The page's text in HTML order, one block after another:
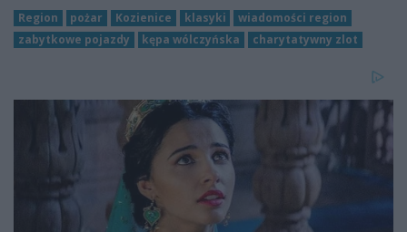
Region pożar Kozienice klasyki
wiadomości region
zabytkowe pojazdy
kępa wólczyńska charytatywny zlot